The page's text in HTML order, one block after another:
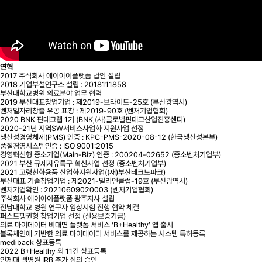
연혁
2017 주식회사 에이아이플랫폼 법인 설립
2018 기업부설연구소 설립 : 2018111858
부산대학교병원 의료분야 업무 협력
2019 부산대표창업기업 : 제2019-브라이트-25호 (부산광역시)
벤처일자리창출 유공 표창 : 제2019-90호 (벤처기업협회)
2020 BNK 핀테크랩 1기 (BNK,(사)글로벌핀테크산업진흥센터)
2020-21년 지역SW서비스사업화 지원사업 선정
생산성경영체제(PMS) 인증 : KPC-PMS-2020-08-12 (한국생산성본부)
품질경영시스템인증 : ISO 9001:2015
경영혁신형 중소기업(Main-Biz) 인증 : 200204-02652 (중소벤처기업부)
2021 부산 규제자유특구 혁신사업 선정 (중소벤처기업부)
2021 고령친화용품 산업화지원사업((재)부산테크노파크)
부산대표 기술창업기업 : 제2021-밀리언클럽-19호 (부산광역시)
벤처기업확인 : 20210609020003 (벤처기업협회)
주식회사 에이아이플랫폼 광주지사 설립
전남대학교 병원 연구자 임상시험 진행 협약 체결
퍼스트펭귄형 창업기업 선정 (신용보증기금)
의료 마이데이터 비대면 플랫폼 서비스 ‘B+Healthy’ 앱 출시
블록체인에 기반한 의료 마이데이터 서비스를 제공하는 시스템 특허등록
mediback 상표등록
2022 B+Healthy 외 11건 상표등록
인제대 백병원 IRB 추가 심의 승인